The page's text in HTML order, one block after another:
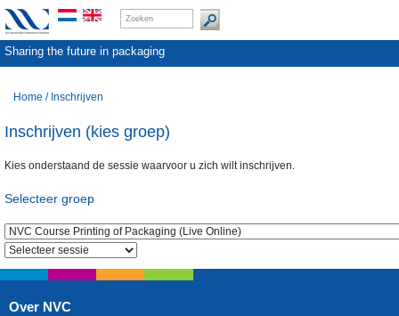
Sharing the future in packaging
Home / Inschrijven
Inschrijven (kies groep)
Kies onderstaand de sessie waarvoor u zich wilt inschrijven.
Selecteer groep
Over NVC